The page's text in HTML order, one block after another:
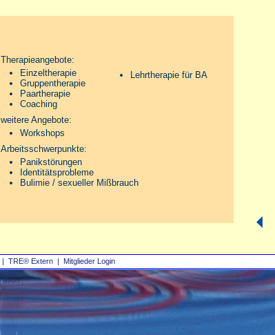
| TRE® Extern | Mitglieder Login
Therapieangebote:
Einzeltherapie
Gruppentherapie
Paartherapie
Coaching
Lehrtherapie für BA
weitere Angebote:
Workshops
Arbeitsschwerpunkte:
Panikstörungen
Identitätsprobleme
Bulimie / sexueller Mißbrauch